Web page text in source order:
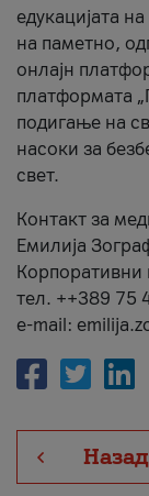
едукацијата
на паметно,
онлајн
платформата
подигање на
насоки за
свет.
Контакт за
Емилија
Корпоративни
тел. ++389 75
e-mail:
Назад